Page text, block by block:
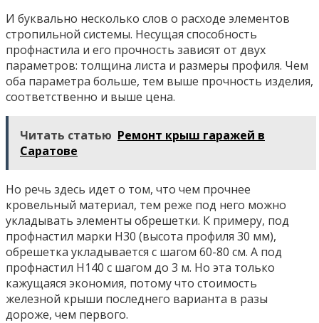
И буквально несколько слов о расходе элементов
стропильной системы. Несущая способность
профнастила и его прочность зависят от двух
параметров: толщина листа и размеры профиля. Чем
оба параметра больше, тем выше прочность изделия,
соответственно и выше цена.
Читать статью Ремонт крыш гаражей в
Саратове
Но речь здесь идет о том, что чем прочнее
кровельный материал, тем реже под него можно
укладывать элементы обрешетки. К примеру, под
профнастил марки Н30 (высота профиля 30 мм),
обрешетка укладывается с шагом 60-80 см. А под
профнастил Н140 с шагом до 3 м. Но эта только
кажущаяся экономия, потому что стоимость
железной крыши последнего варианта в разы
дороже, чем первого.